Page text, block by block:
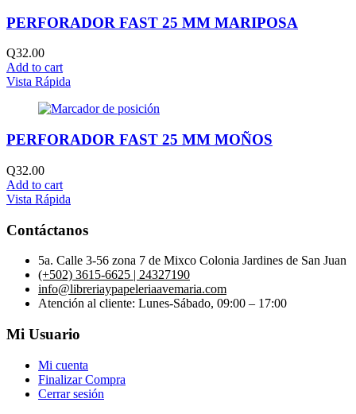
PERFORADOR FAST 25 MM MARIPOSA
Q32.00
Add to cart
Vista Rápida
PERFORADOR FAST 25 MM MOÑOS
Q32.00
Add to cart
Vista Rápida
Contáctanos
5a. Calle 3-56 zona 7 de Mixco Colonia Jardines de San Juan
(+502) 3615-6625 | 24327190
info@libreriaypapeleriaavemaria.com
Atención al cliente: Lunes-Sábado, 09:00 – 17:00
Mi Usuario
Mi cuenta
Finalizar Compra
Cerrar sesión